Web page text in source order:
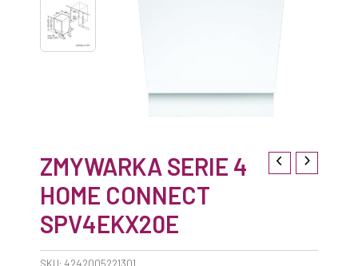
ZMYWARKA SERIE 4
HOME CONNECT
SPV4EKX20E